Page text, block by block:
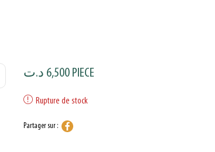
6,500 د.ت PIECE
Rupture de stock
Partager sur :